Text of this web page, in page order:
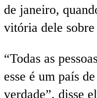
de janeiro,
vitória dele
“Todas as
esse é um país
verdade”, disse